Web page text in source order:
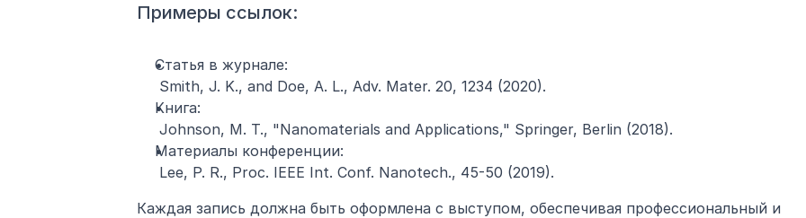
Примеры ссылок:
Статья в журнале:
Smith, J. K., and Doe, A. L., Adv. Mater. 20, 1234 (2020).
Книга:
Johnson, M. T., "Nanomaterials and Applications," Springer, Berlin (2018).
Материалы конференции:
Lee, P. R., Proc. IEEE Int. Conf. Nanotech., 45-50 (2019).
Каждая запись должна быть оформлена с выступом, обеспечивая профессиональный и